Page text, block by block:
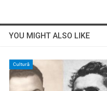
YOU MIGHT ALSO LIKE
Cultură